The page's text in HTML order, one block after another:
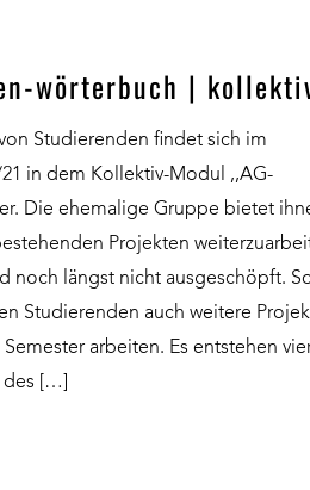
wörterbuch |
Studierenden findet sich im
in dem Kollektiv-Modul ,,AG-
Die ehemalige Gruppe bietet
Projekten
noch längst nicht ausgeschöpft.
Studierenden auch weitere
arbeiten. Es entstehen
[…]